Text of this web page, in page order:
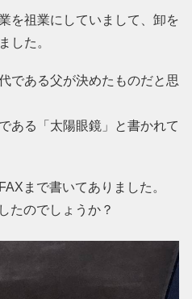
を祖業にしていまして、卸を
した。
である父が決めたものだと思
ある「太陽眼鏡」と書かれて
まで書いてありました。
たのでしょうか？